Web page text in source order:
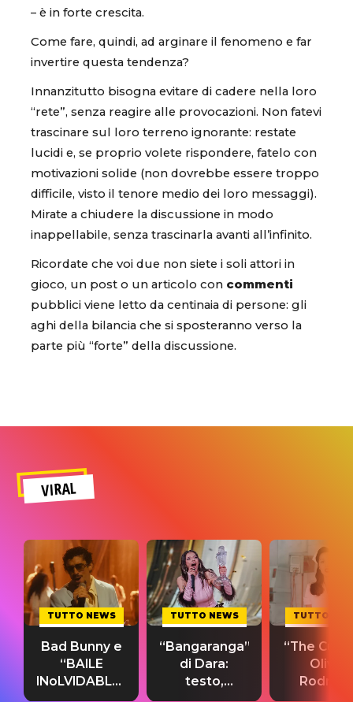
– è in forte crescita.
Come fare, quindi, ad arginare il fenomeno e far
invertire questa tendenza?
Innanzitutto bisogna evitare di cadere nella loro
“rete”, senza reagire alle provocazioni. Non fatevi
trascinare sul loro terreno ignorante: restate
lucidi e, se proprio volete rispondere, fatelo con
motivazioni solide (non dovrebbe essere troppo
difficile, visto il tenore medio dei loro messaggi).
Mirate a chiudere la discussione in modo
inappellabile, senza trascinarla avanti all’infinito.
Ricordate che voi due non siete i soli attori in
gioco, un post o un articolo con commenti
pubblici viene letto da centinaia di persone: gli
aghi della bilancia che si sposteranno verso la
parte più “forte” della discussione.
VIRAL
TUTTO NEWS
Bad Bunny e
“BAILE
INoLVIDABLE”:
testo,
TUTTO NEWS
“Bangaranga”
di Dara:
testo,
traduzione e
TUTTO
“The
Olivia
testo,